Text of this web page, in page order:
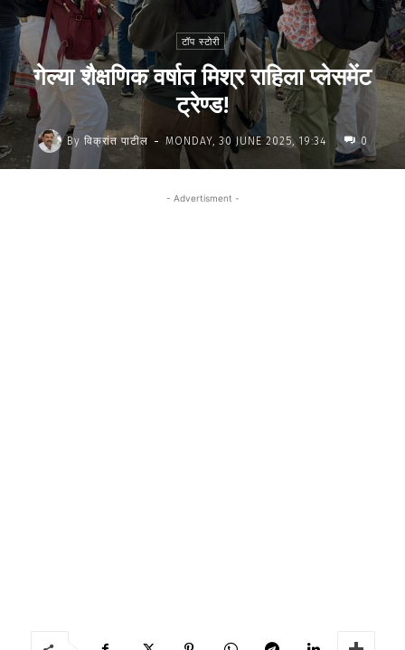
टॉप स्टोरी
गेल्या शैक्षणिक वर्षात मिश्र राहिला प्लेसमेंट
ट्रेण्ड!
By विक्रांत पाटील - MONDAY, 30 JUNE 2025, 19:34 0
- Advertisment -